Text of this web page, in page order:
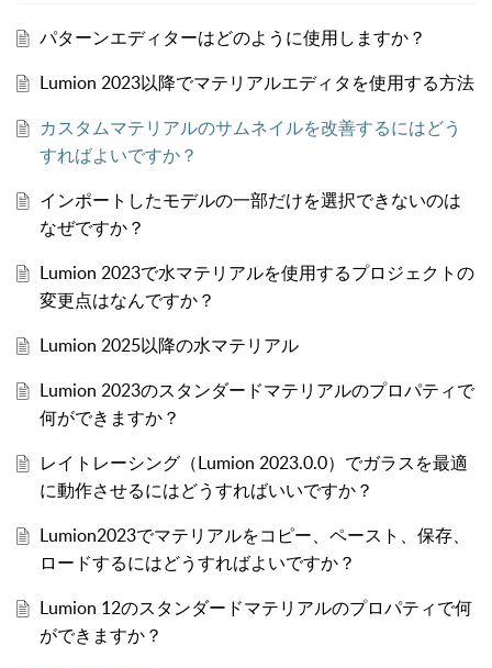
パターンエディターはどのように使用しますか？
Lumion 2023以降でマテリアルエディタを使用する方法
カスタムマテリアルのサムネイルを改善するにはどう
すればよいですか？
インポートしたモデルの一部だけを選択できないのは
なぜですか？
Lumion 2023で水マテリアルを使用するプロジェクトの
変更点はなんですか？
Lumion 2025以降の水マテリアル
Lumion 2023のスタンダードマテリアルのプロパティで
何ができますか？
レイトレーシング（Lumion 2023.0.0）でガラスを最適
に動作させるにはどうすればいいですか？
Lumion2023でマテリアルをコピー、ペースト、保存、
ロードするにはどうすればよいですか？
Lumion 12のスタンダードマテリアルのプロパティで何
ができますか？